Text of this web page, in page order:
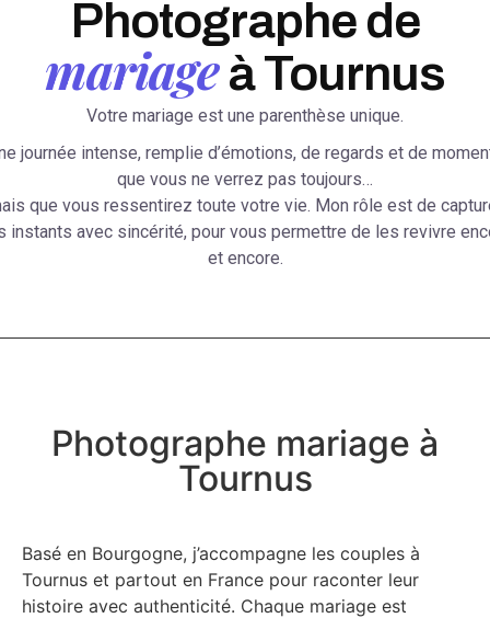
Photographe de
mariageà Tournus
Votre mariage est une parenthèse unique.
journée intense, remplie d’émotions, de regards et de
que vous ne verrez pas toujours…
que vous ressentirez toute votre vie. Mon rôle est de
instants avec sincérité, pour vous permettre de les revivre
et encore.
Photographe mariage à
Tournus
Basé en Bourgogne, j’accompagne les couples à
Tournus et partout en France pour raconter leur
histoire avec authenticité. Chaque mariage est